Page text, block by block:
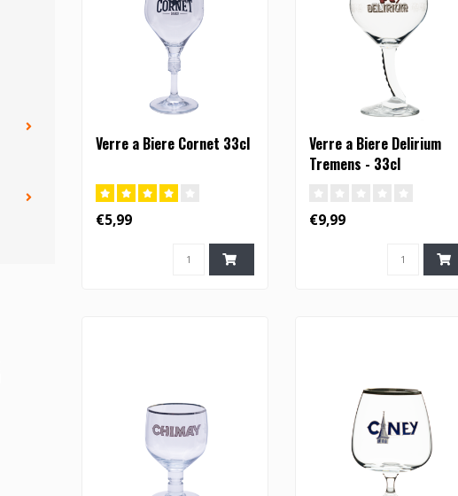
Verre a Biere Cornet 33cl
€5,99
Verre a Biere Delirium
Tremens - 33cl
€9,99